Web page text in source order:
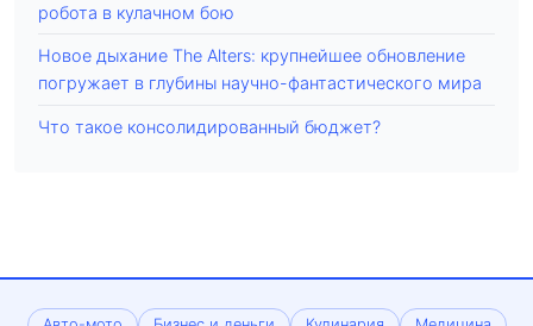
робота в кулачном бою
Новое дыхание The Alters: крупнейшее обновление
погружает в глубины научно-фантастического мира
Что такое консолидированный бюджет?